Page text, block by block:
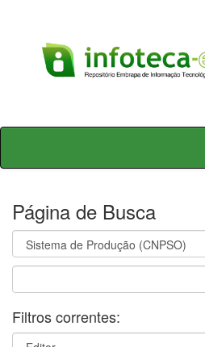
Skip
Página de Busca
Filtros correntes: